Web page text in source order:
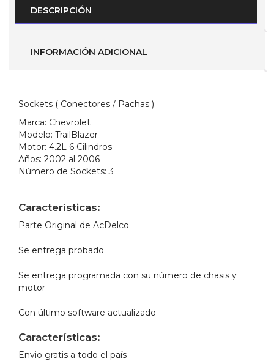
cantidad
DESCRIPCIÓN
INFORMACIÓN ADICIONAL
Sockets ( Conectores / Pachas ).
Marca: Chevrolet
Modelo: TrailBlazer
Motor: 4.2L 6 Cilindros
Años: 2002 al 2006
Número de Sockets:3
Características:
Parte Original de AcDelco
Se entrega probado
Se entrega programada con su número de chasis y
motor
Con último software actualizado
Características:
Envio gratis a todo el país